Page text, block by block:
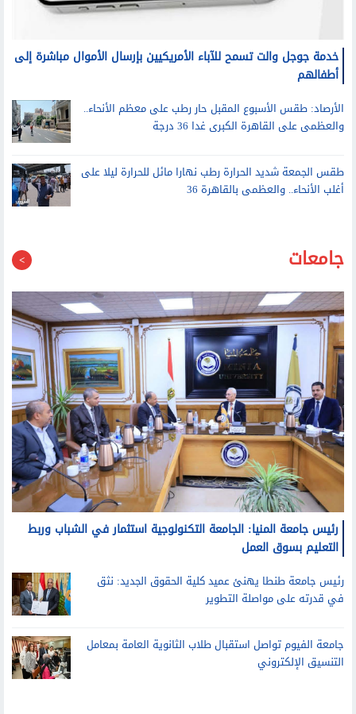
خدمة جوجل والت تسمح للآباء الأمريكيين بإرسال الأموال مباشرة إلى
أطفالهم
الأرصاد: طقس الأسبوع المقبل حار رطب على معظم الأنحاء..
والعظمى على القاهرة الكبرى غدا 36 درجة
طقس الجمعة شديد الحرارة رطب نهارا مائل للحرارة ليلا على
أغلب الأنحاء.. والعظمى بالقاهرة 36
جامعات
رئيس جامعة المنيا: الجامعة التكنولوجية استثمار في الشباب وربط
التعليم بسوق العمل
رئيس جامعة طنطا يهنئ عميد كلية الحقوق الجديد: نثق
في قدرته على مواصلة التطوير
جامعة الفيوم تواصل استقبال طلاب الثانوية العامة بمعامل
التنسيق الإلكتروني